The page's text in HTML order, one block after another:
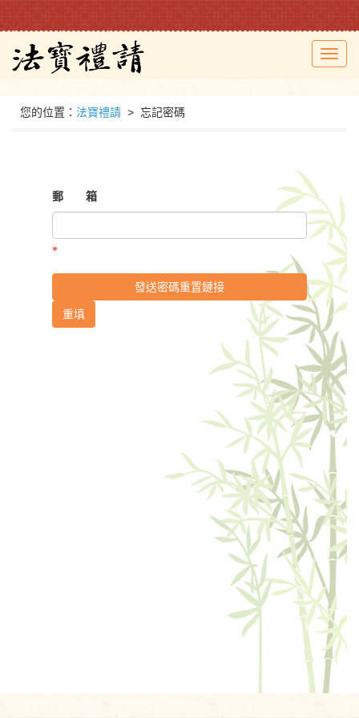
您的位置： 法寶禮請 > 忘記密碼
郵 箱
發送密碼重置鏈接
重填